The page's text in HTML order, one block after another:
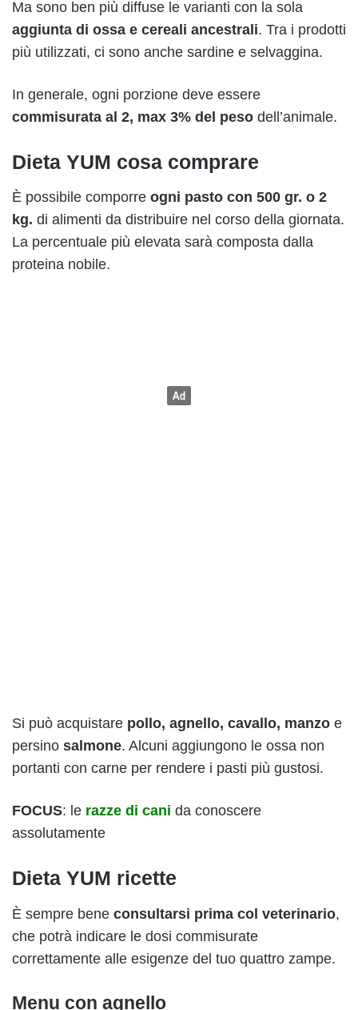
Ma sono ben più diffuse le varianti con la sola
aggiunta di ossa e cereali ancestrali. Tra i prodotti
più utilizzati, ci sono anche sardine e selvaggina.
In generale, ogni porzione deve essere
commisurata al 2, max 3% del peso dell’animale.
Dieta YUM cosa comprare
È possibile comporre ogni pasto con 500 gr. o 2
kg. di alimenti da distribuire nel corso della giornata.
La percentuale più elevata sarà composta dalla
proteina nobile.
Si può acquistare pollo, agnello, cavallo, manzo e
persino salmone. Alcuni aggiungono le ossa non
portanti con carne per rendere i pasti più gustosi.
FOCUS: le razze di cani da conoscere
assolutamente
Dieta YUM ricette
È sempre bene consultarsi prima col veterinario,
che potrà indicare le dosi commisurate
correttamente alle esigenze del tuo quattro zampe.
Menu con agnello